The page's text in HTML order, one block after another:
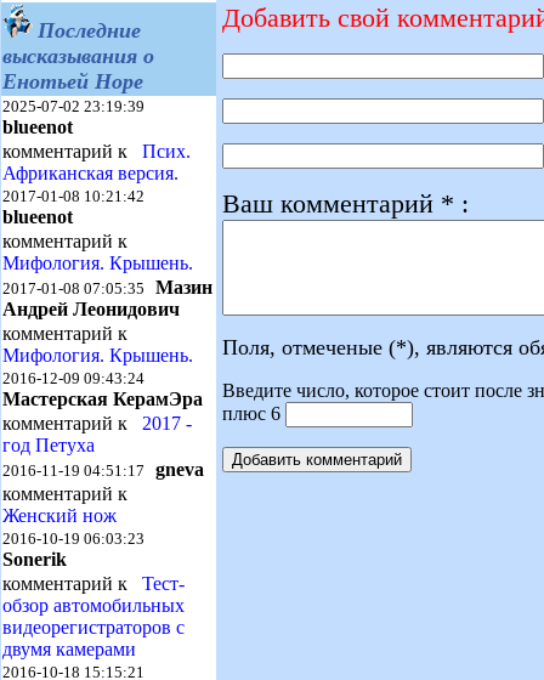
Последние
высказывания о
Енотьей Норе
2025-07-02 23:19:39
blueenot
комментарий к Псих.
Африканская версия.
2017-01-08 10:21:42
blueenot
комментарий к
Мифология. Крышень.
2017-01-08 07:05:35 Мазин
Андрей Леонидович
комментарий к
Мифология. Крышень.
2016-12-09 09:43:24
Мастерская КерамЭра
комментарий к 2017 -
год Петуха
2016-11-19 04:51:17 gneva
комментарий к
Женский нож
2016-10-19 06:03:23
Sonerik
комментарий к Тест-
обзор автомобильных
видеорегистраторов с
двумя камерами
2016-10-18 15:15:21
Добавить свой
Ваш комментарий * :
Поля, отмеченые (*), являются
Введите число, которое стоит после
плюс 6